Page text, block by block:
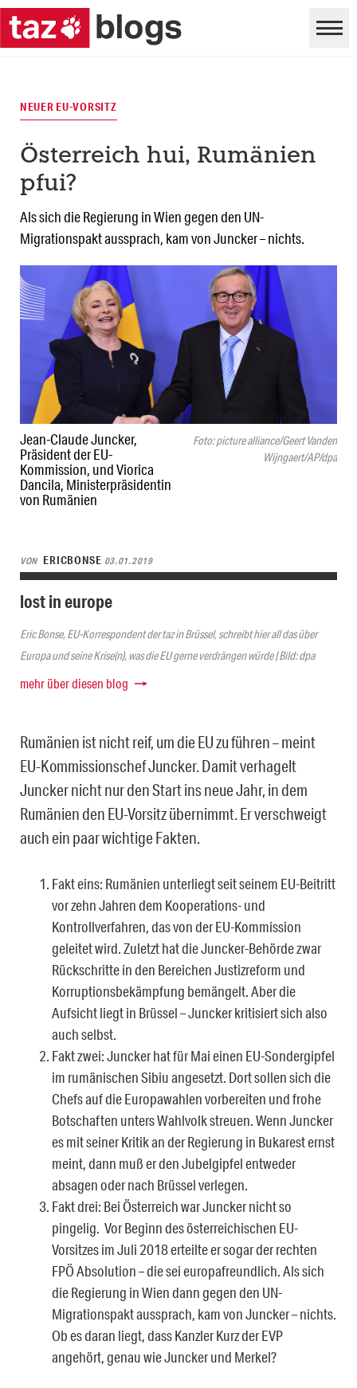
Jean-Claude Juncker,
Präsident der EU-
Kommission, und Viorica
Dancila, Ministerpräsidentin
von Rumänien
Foto: picture alliance/Geert Vanden
Wijngaert/AP/dpa
NEUER EU-VORSITZ
Österreich hui, Rumänien
pfui?
Als sich die Regierung in Wien gegen den UN-
Migrationspakt aussprach, kam von Juncker – nichts.
VON ERICBONSE 03.01.2019
lost in europe
Eric Bonse, EU-Korrespondent der taz in Brüssel, schreibt hier all das über
Europa und seine Krise(n), was die EU gerne verdrängen würde | Bild: dpa
mehr über diesen blog
Rumänien ist nicht reif, um die EU zu führen – meint
EU-Kommissionschef Juncker. Damit verhagelt
Juncker nicht nur den Start ins neue Jahr, in dem
Rumänien den EU-Vorsitz übernimmt. Er verschweigt
auch ein paar wichtige Fakten.
Fakt eins: Rumänien unterliegt seit seinem EU-Beitritt
vor zehn Jahren dem Kooperations- und
Kontrollverfahren, das von der EU-Kommission
geleitet wird. Zuletzt hat die Juncker-Behörde zwar
Rückschritte in den Bereichen Justizreform und
Korruptionsbekämpfung bemängelt. Aber die
Aufsicht liegt in Brüssel – Juncker kritisiert sich also
auch selbst.
Fakt zwei: Juncker hat für Mai einen EU-Sondergipfel
im rumänischen Sibiu angesetzt. Dort sollen sich die
Chefs auf die Europawahlen vorbereiten und frohe
Botschaften unters Wahlvolk streuen. Wenn Juncker
es mit seiner Kritik an der Regierung in Bukarest ernst
meint, dann muß er den Jubelgipfel entweder
absagen oder nach Brüssel verlegen.
Fakt drei: Bei Österreich war Juncker nicht so
pingelig. Vor Beginn des österreichischen EU-
Vorsitzes im Juli 2018 erteilte er sogar der rechten
FPÖ Absolution – die sei europafreundlich. Als sich
die Regierung in Wien dann gegen den UN-
Migrationspakt aussprach, kam von Juncker – nichts.
Ob es daran liegt, dass Kanzler Kurz der EVP
angehört, genau wie Juncker und Merkel?